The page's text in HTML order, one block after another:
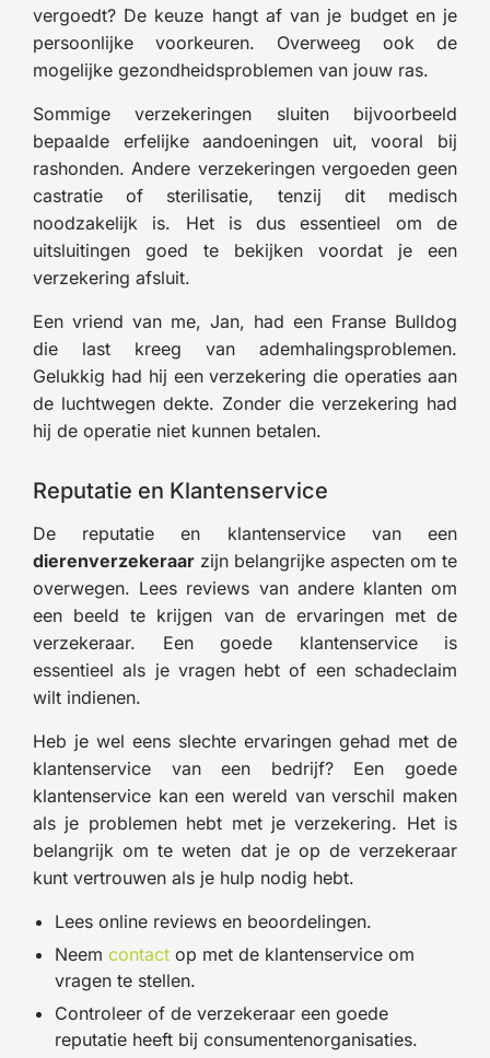
vergoedt? De keuze hangt af van je budget en je
persoonlijke voorkeuren. Overweeg ook de
mogelijke gezondheidsproblemen van jouw ras.
Sommige verzekeringen sluiten bijvoorbeeld
bepaalde erfelijke aandoeningen uit, vooral bij
rashonden. Andere verzekeringen vergoeden geen
castratie of sterilisatie, tenzij dit medisch
noodzakelijk is. Het is dus essentieel om de
uitsluitingen goed te bekijken voordat je een
verzekering afsluit.
Een vriend van me, Jan, had een Franse Bulldog
die last kreeg van ademhalingsproblemen.
Gelukkig had hij een verzekering die operaties aan
de luchtwegen dekte. Zonder die verzekering had
hij de operatie niet kunnen betalen.
Reputatie en Klantenservice
De reputatie en klantenservice van een
dierenverzekeraar zijn belangrijke aspecten om te
overwegen. Lees reviews van andere klanten om
een beeld te krijgen van de ervaringen met de
verzekeraar. Een goede klantenservice is
essentieel als je vragen hebt of een schadeclaim
wilt indienen.
Heb je wel eens slechte ervaringen gehad met de
klantenservice van een bedrijf? Een goede
klantenservice kan een wereld van verschil maken
als je problemen hebt met je verzekering. Het is
belangrijk om te weten dat je op de verzekeraar
kunt vertrouwen als je hulp nodig hebt.
Lees online reviews en beoordelingen.
Neem contact op met de klantenservice om
vragen te stellen.
Controleer of de verzekeraar een goede
reputatie heeft bij consumentenorganisaties.